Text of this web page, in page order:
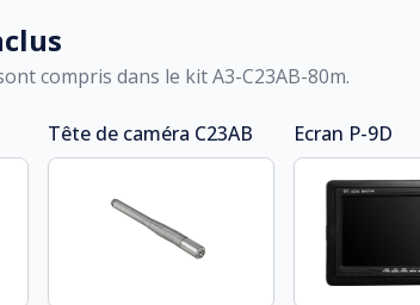
compris dans le kitA3-C23AB-80m.
Tête de caméra C23AB Ecran P-9D